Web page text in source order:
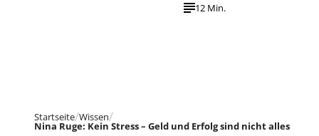
12 Min.
Startseite Wissen
Nina Ruge: Kein Stress – Geld und Erfolg sind nicht alles